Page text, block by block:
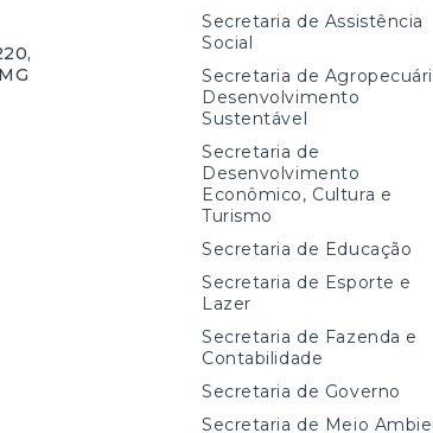
Secretaria de Assistência
Social
Secretaria de
Desenvolvimento
Sustentável
Secretaria de
Desenvolvimento
Econômico, Cultura e
Turismo
Secretaria de Educação
Secretaria de Esporte e
Lazer
Secretaria de Fazenda e
Contabilidade
Secretaria de Governo
Secretaria de Meio